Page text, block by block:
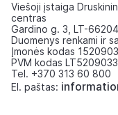
Viešoji įstaiga
centras
Gardino g. 3, LT-
Duomenys renkami ir
Įmonės kodas
PVM kodas
Tel. +370 313 60 800
El. paštas: